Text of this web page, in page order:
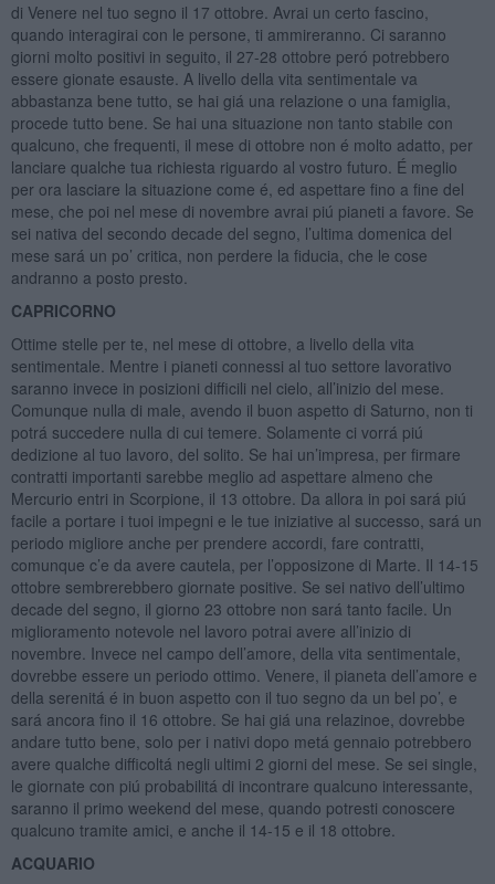
di Venere nel tuo segno il 17 ottobre. Avrai un certo fascino,
quando interagirai con le persone, ti ammireranno. Ci saranno
giorni molto positivi in seguito, il 27-28 ottobre peró potrebbero
essere gionate esauste. A livello della vita sentimentale va
abbastanza bene tutto, se hai giá una relazione o una famiglia,
procede tutto bene. Se hai una situazione non tanto stabile con
qualcuno, che frequenti, il mese di ottobre non é molto adatto, per
lanciare qualche tua richiesta riguardo al vostro futuro. É meglio
per ora lasciare la situazione come é, ed aspettare fino a fine del
mese, che poi nel mese di novembre avrai piú pianeti a favore. Se
sei nativa del secondo decade del segno, l’ultima domenica del
mese sará un po’ critica, non perdere la fiducia, che le cose
andranno a posto presto.
CAPRICORNO
Ottime stelle per te, nel mese di ottobre, a livello della vita
sentimentale. Mentre i pianeti connessi al tuo settore lavorativo
saranno invece in posizioni difficili nel cielo, all’inizio del mese.
Comunque nulla di male, avendo il buon aspetto di Saturno, non ti
potrá succedere nulla di cui temere. Solamente ci vorrá piú
dedizione al tuo lavoro, del solito. Se hai un’impresa, per firmare
contratti importanti sarebbe meglio ad aspettare almeno che
Mercurio entri in Scorpione, il 13 ottobre. Da allora in poi sará piú
facile a portare i tuoi impegni e le tue iniziative al successo, sará un
periodo migliore anche per prendere accordi, fare contratti,
comunque c’e da avere cautela, per l’opposizone di Marte. Il 14-15
ottobre sembrerebbero giornate positive. Se sei nativo dell’ultimo
decade del segno, il giorno 23 ottobre non sará tanto facile. Un
miglioramento notevole nel lavoro potrai avere all’inizio di
novembre. Invece nel campo dell’amore, della vita sentimentale,
dovrebbe essere un periodo ottimo. Venere, il pianeta dell’amore e
della serenitá é in buon aspetto con il tuo segno da un bel po’, e
sará ancora fino il 16 ottobre. Se hai giá una relazinoe, dovrebbe
andare tutto bene, solo per i nativi dopo metá gennaio potrebbero
avere qualche difficoltá negli ultimi 2 giorni del mese. Se sei single,
le giornate con piú probabilitá di incontrare qualcuno interessante,
saranno il primo weekend del mese, quando potresti conoscere
qualcuno tramite amici, e anche il 14-15 e il 18 ottobre.
ACQUARIO